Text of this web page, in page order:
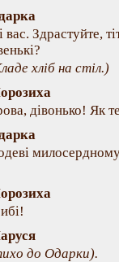
вас. Здрастуйте,
хліб на стіл.)
дівонько! Як
до Одарки).